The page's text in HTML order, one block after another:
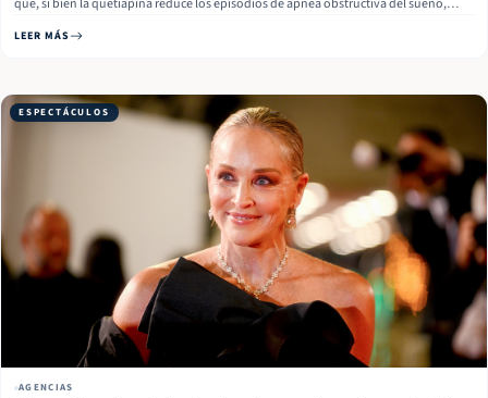
que, si bien la quetiapina reduce los episodios de apnea obstructiva del sueño,
mañana siguiente, informa FoxNews. Investigadores de la Universidad Flinders en
LEER MÁS
ESPECTÁCULOS
AGENCIAS